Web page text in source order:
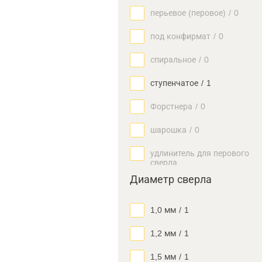
перьевое (перовое) / 0
под конфирмат / 0
спиральное / 0
ступенчатое / 1
Форстнера / 0
шарошка / 0
удлинитель для перового
сверла
Диаметр сверла
1,0 мм / 1
1,2 мм / 1
1,5 мм / 1